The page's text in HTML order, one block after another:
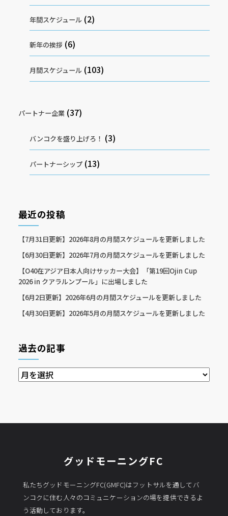
年間スケジュール (2)
新年の挨拶 (6)
月間スケジュール (103)
パートナー企業 (37)
バンコクを盛り上げろ！ (3)
パートナーシップ (13)
最近の投稿
【7月31日更新】2026年8月の月間スケジュールを更新しました
【6月30日更新】2026年7月の月間スケジュールを更新しました
【O40在アジア日本人向けサッカー大会】「第19回Ojin Cup
2026 in クアラルンプール」に出場しました
【6月2日更新】2026年6月の月間スケジュールを更新しました
【4月30日更新】2026年5月の月間スケジュールを更新しました
過去の記事
過
去
事
グッドモーニングFC
私たちグッドモーニングFC(GMFC)はフットサルを通してバ
ンコクに住む人々のコミュニケーションの場を提供できるよ
う活動しております。